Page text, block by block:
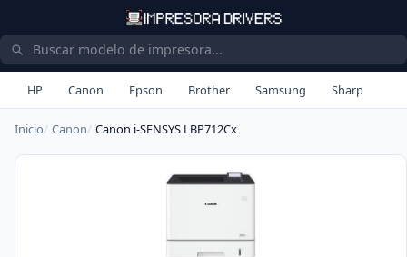
HP Canon Epson Brother Samsung Sharp
Inicio Canon Canon i-SENSYS LBP712Cx